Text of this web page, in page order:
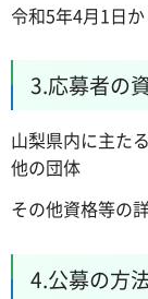
令和5年4月1日か
3.応募者の
山梨県内に主た
他の団体
その他資格等の
4.公募の方